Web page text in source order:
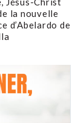
la nouvelle
d’Abelardo de